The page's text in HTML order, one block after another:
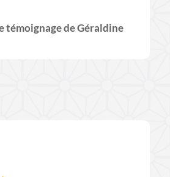
témoignage de Géraldine